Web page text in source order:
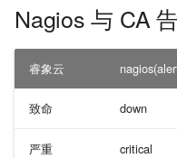
Nagios 与 CA
睿象云
致命 down
严重 critical